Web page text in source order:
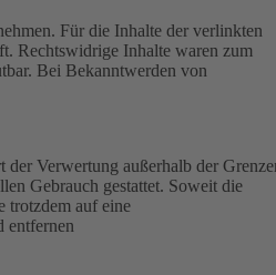
Für die Inhalte der verlinkten
Rechtswidrige Inhalte waren zum
Bei Bekanntwerden von
Verwertung außerhalb der
Gebrauch gestattet. Soweit die
trotzdem auf eine
entfernen